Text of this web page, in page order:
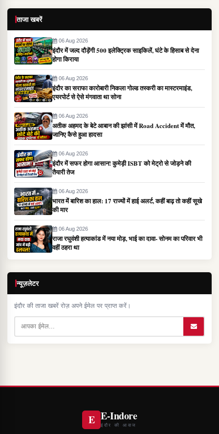
ताजा खबरें
06 Aug 2026
इंदौर में जल्द दौड़ेंगी 500 इलेक्ट्रिक साइकिलें, घंटे के हिसाब से देना
होगा किराया
06 Aug 2026
इंदौर का सराफा कारोबारी निकला गोल्ड तस्करी का मास्टरमाइंड,
एयरपोर्ट से ऐसे मंगवाता था सोना
06 Aug 2026
अतीक अहमद के बेटे आबान की झांसी में Road Accident में मौत,
जानिए कैसे हुआ हादसा
06 Aug 2026
इंदौर में सफर होगा आसान! कुमेड़ी ISBT को मेट्रो से जोड़ने की
तैयारी तेज
06 Aug 2026
भारत में बारिश का हाल: 17 राज्यों में हाई अलर्ट, कहीं बाढ़ तो कहीं सूखे
की मार
06 Aug 2026
राजा रघुवंशी हत्याकांड में नया मोड़, भाई का दावा- सोनम का परिवार भी
वहीं ठहरा था
न्यूज़लेटर
इंदौर की ताजा खबरें रोज़ अपने ईमेल पर प्राप्त करें।
E E-Indore
इंदौर की आवाज